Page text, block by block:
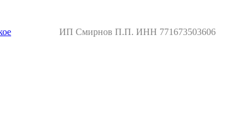
ИП Смирнов П.П. ИНН 771673503606